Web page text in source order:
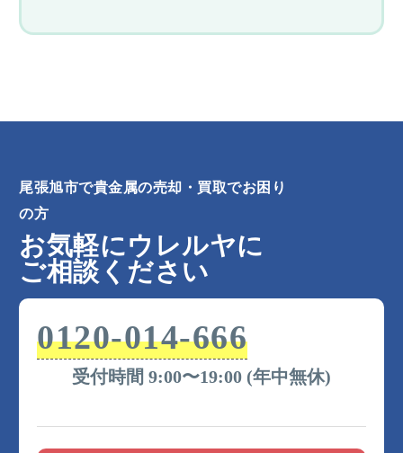
尾張旭市で貴金属の売却・買取でお困り
の方
お気軽にウレルヤに
ご相談ください
0120-014-666
受付時間 9:00〜19:00 (年中無休)